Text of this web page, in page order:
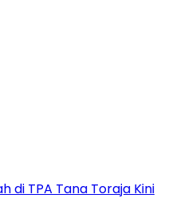
di TPA Tana Toraja Kini